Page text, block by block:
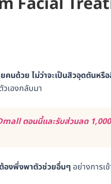
นด้วย ไม่ว่าจะเป็นสิวอุดตันหรื
วเองกลับมา
ตอนนี้และรับส่วนลด
องพึ่งพาตัวช่วยอื่นๆ อย่างการ